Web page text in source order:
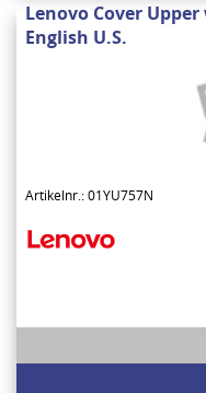
Lenovo Cover
English U.S.
Artikelnr.: 01YU757N